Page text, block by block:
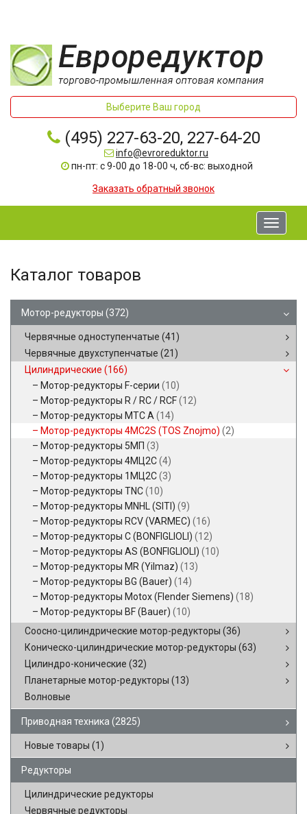
Выберите Ваш город
(495) 227-63-20, 227-64-20
info@evroreduktor.ru
пн-пт: с 9-00 до 18-00 ч, сб-вс: выходной
Заказать обратный звонок
Toggle
Каталог товаров
Мотор-редукторы (372)
Червячные одноступенчатые (41)
Червячные двухступенчатые (21)
Цилиндрические (166)
Мотор-редукторы F-серии (10)
Мотор-редукторы R / RC / RCF(12)
Мотор-редукторы MTC A (14)
Мотор-редукторы 4MC2S (TOS Znojmo) (2)
Мотор-редукторы 5МП (3)
Мотор-редукторы 4МЦ2С(4)
Мотор-редукторы 1МЦ2С(3)
Мотор-редукторы TNC(10)
Мотор-редукторы MNHL (SITI) (9)
Мотор-редукторы RCV (VARMEC) (16)
Мотор-редукторы C (BONFIGLIOLI) (12)
Мотор-редукторы AS (BONFIGLIOLI) (10)
Мотор-редукторы MR (Yilmaz) (13)
Мотор-редукторы BG (Bauer) (14)
Мотор-редукторы Motox (Flender Siemens) (18)
Мотор-редукторы BF (Bauer) (10)
Соосно-цилиндрические мотор-редукторы (36)
Коническо-цилиндрические мотор-редукторы (63)
Цилиндро-конические (32)
Планетарные мотор-редукторы (13)
Волновые
Приводная техника (2825)
Новые товары (1)
Редукторы
Цилиндрические редукторы
Червячные редукторы